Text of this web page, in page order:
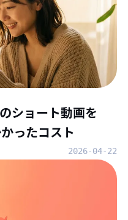
ショート動画を
ったコスト
2026-04-22